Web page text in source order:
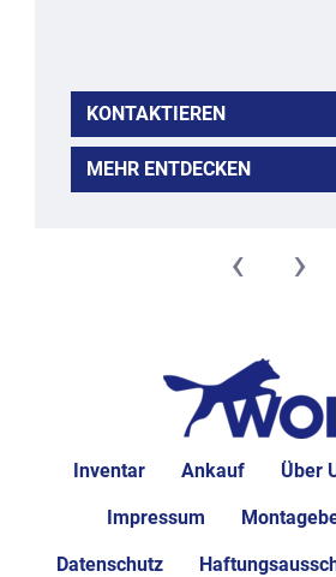
KONTAKTIEREN
MEHR ENTDECKEN
‹ ›
Inventar Ankauf Über
Impressum
Datenschutz